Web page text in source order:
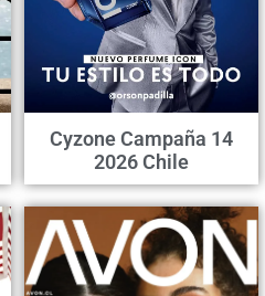
Cyzone Campaña 14
2026 Chile